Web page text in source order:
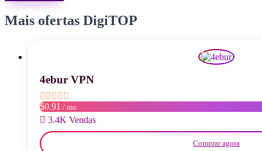
Mais ofertas DigiTOP
4ebur VPN
$0.91 / mo
3.4K Vendas
Comprar agora